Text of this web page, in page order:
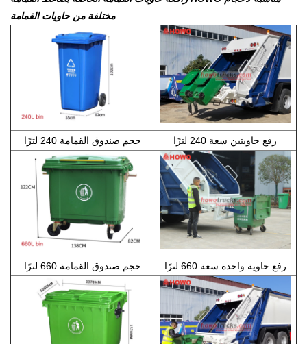
مختلفة من حاويات القمامة
حجم صندوق القمامة 240 لترًا رفع حاويتين سعة 240 لترًا
حجم صندوق القمامة 660 لترًا رفع حاوية واحدة سعة 660 لترًا